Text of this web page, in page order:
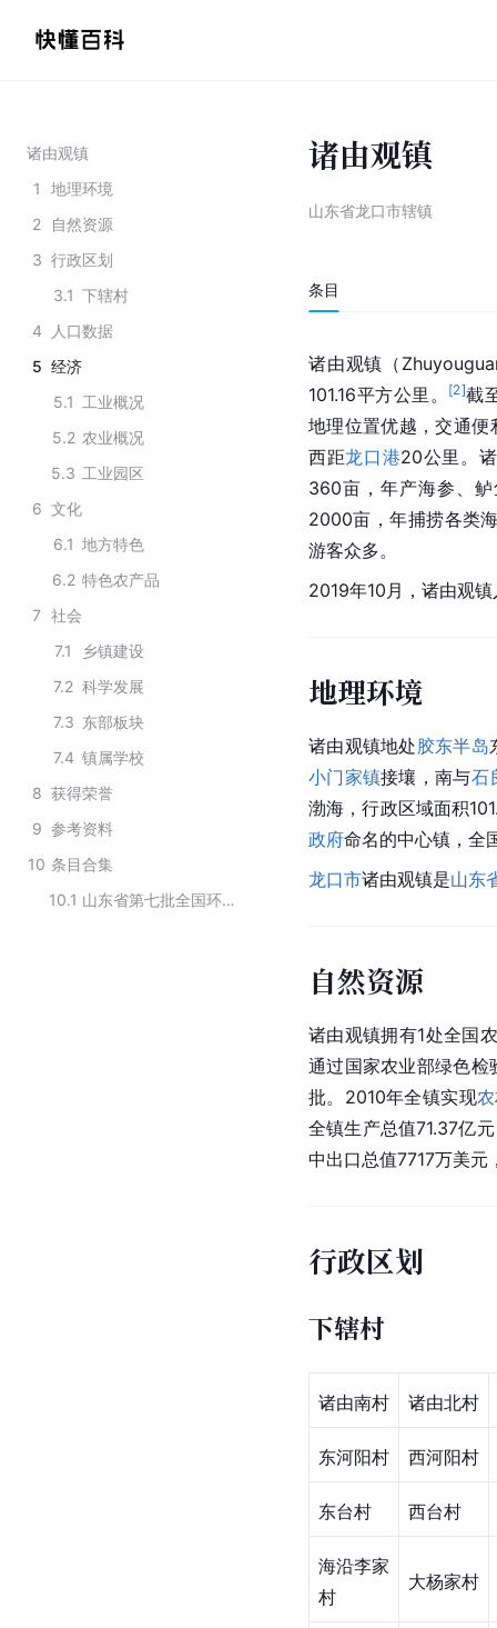
诸由观镇
1
地理环境
2
自然资源
3 行政区划
3.1 下辖村
4
人口数据
5 经济
5.1 工业概况
5.2 农业概况
5.3 工业园区
6 文化
6.1 地方特色
6.2 特色农产品
7 社会
7.1
乡镇建设
7.2 科学发展
7.3 东部板块
7.4 镇属学校
8 获得荣誉
9 参考资料
10 条目合集
10.1
山东省第七批全国环境优美乡镇
诸由观镇
山东省龙口市辖镇
条目
诸由观镇（
101.16平方公里。
[2]截
地理位置优越，交通便
西距龙口港20公里。
360亩，年产海参、
2000亩，年捕捞各类
游客众多。
2019年10月，诸由观
地理环境
诸由观镇地处胶东半岛
小门家镇接壤，南与石
渤海，行政区域面积
政府命名的中心镇，全
龙口市诸由观镇是山东
自然资源
诸由观镇拥有1处全国
通过国家农业部绿色检
批。2010年全镇实现
全镇生产总值71.37亿
中出口总值7717万美
行政区划
下辖村
诸由南村 诸由北村
东河阳村 西河阳村
东台村 西台村
海沿李家
村
大杨家村